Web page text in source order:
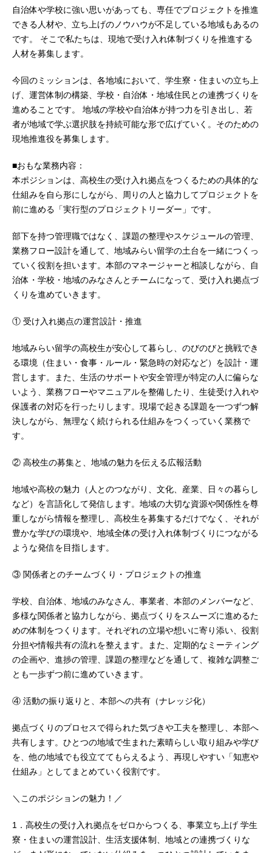
自治体や学校に強い思いがあっても、専任でプロジェクトを推進
できる人材や、立ち上げのノウハウが不足している地域もあるの
です。 そこで私たちは、現地で受け入れ体制づくりを推進する
人材を募集します。
今回のミッションは、各地域において、学生寮・住まいの立ち上
げ、運営体制の構築、学校・自治体・地域住民との連携づくりを
進めることです。 地域の学校や自治体が持つ力を引き出し、若
者が地域で学ぶ選択肢を持続可能な形で広げていく。そのための
現地推進役を募集します。
■おもな業務内容：
本ポジションは、高校生の受け入れ拠点をつくるための具体的な
仕組みを自ら形にしながら、周りの人と協力してプロジェクトを
前に進める「実行型のプロジェクトリーダー」です。
部下を持つ管理職ではなく、課題の整理やスケジュールの管理、
業務フロー設計を通して、地域みらい留学の土台を一緒につくっ
ていく役割を担います。本部のマネージャーと相談しながら、自
治体・学校・地域のみなさんとチームになって、受け入れ拠点づ
くりを進めていきます。
① 受け入れ拠点の運営設計・推進
地域みらい留学の高校生が安心して暮らし、のびのびと挑戦でき
る環境（住まい・食事・ルール・緊急時の対応など）を設計・運
営します。また、生活のサポートや安全管理が特定の人に偏らな
いよう、業務フローやマニュアルを整備したり、生徒受け入れや
保護者の対応を行ったりします。現場で起きる課題を一つずつ解
決しながら、無理なく続けられる仕組みをつくっていく業務で
す。
② 高校生の募集と、地域の魅力を伝える広報活動
地域や高校の魅力（人とのつながり、文化、産業、日々の暮らし
など）を言語化して発信します。地域の大切な資源や関係性を尊
重しながら情報を整理し、高校生を募集するだけでなく、それが
豊かな学びの環境や、地域全体の受け入れ体制づくりにつながる
ような発信を目指します。
③ 関係者とのチームづくり・プロジェクトの推進
学校、自治体、地域のみなさん、事業者、本部のメンバーなど、
多様な関係者と協力しながら、拠点づくりをスムーズに進めるた
めの体制をつくります。それぞれの立場や想いに寄り添い、役割
分担や情報共有の流れを整えます。また、定期的なミーティング
の企画や、進捗の管理、課題の整理などを通して、複雑な調整ご
とも一歩ずつ前に進めていきます。
④ 活動の振り返りと、本部への共有（ナレッジ化）
拠点づくりのプロセスで得られた気づきや工夫を整理し、本部へ
共有します。ひとつの地域で生まれた素晴らしい取り組みや学び
を、他の地域でも役立ててもらえるよう、再現しやすい「知恵や
仕組み」としてまとめていく役割です。
＼このポジションの魅力！／
1．高校生の受け入れ拠点をゼロからつくる、事業立ち上げ 学生
寮・住まいの運営設計、生活支援体制、地域との連携づくりな